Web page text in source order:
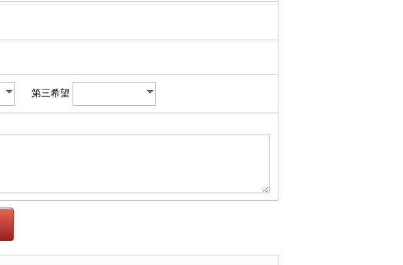
第三希望